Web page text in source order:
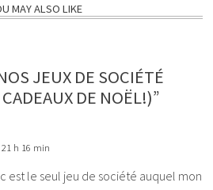
MAY ALSO LIKE
JEUX DE SOCIÉTÉ
DE NOËL!)”
h 16 min
est le seul jeu de société auquel mon